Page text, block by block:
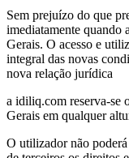
Sem prejuízo do que
imediatamente quando
Gerais. O acesso e
integral das novas
nova relação jurídica
a idiliq.com reserva-se
Gerais em qualquer
O utilizador não